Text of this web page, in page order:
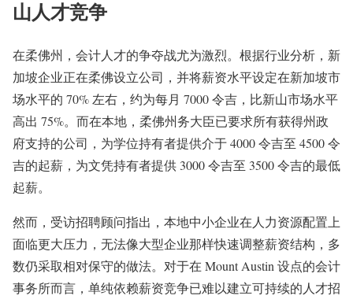
山人才竞争
在柔佛州，会计人才的争夺战尤为激烈。根据行业分析，新
加坡企业正在柔佛设立公司，并将薪资水平设定在新加坡市
场水平的 70% 左右，约为每月 7000 令吉，比新山市场水平
高出 75%。而在本地，柔佛州务大臣已要求所有获得州政
府支持的公司，为学位持有者提供介于 4000 令吉至 4500 令
吉的起薪，为文凭持有者提供 3000 令吉至 3500 令吉的最低
起薪。
然而，受访招聘顾问指出，本地中小企业在人力资源配置上
面临更大压力，无法像大型企业那样快速调整薪资结构，多
数仍采取相对保守的做法。对于在 Mount Austin 设点的会计
事务所而言，单纯依赖薪资竞争已难以建立可持续的人才招